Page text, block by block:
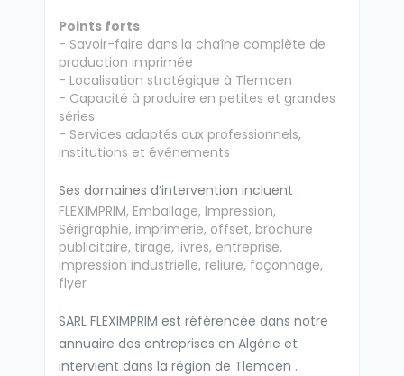
Points forts
- Savoir-faire dans la chaîne complète de
production imprimée
- Localisation stratégique à Tlemcen
- Capacité à produire en petites et grandes
séries
- Services adaptés aux professionnels,
institutions et événements
Ses domaines d’intervention incluent :
FLEXIMPRIM, Emballage, Impression,
Sérigraphie, imprimerie, offset, brochure
publicitaire, tirage, livres, entreprise,
impression industrielle, reliure, façonnage,
flyer
.
SARL FLEXIMPRIM est référencée dans notre
annuaire des entreprises en Algérie et
intervient dans la région de Tlemcen .